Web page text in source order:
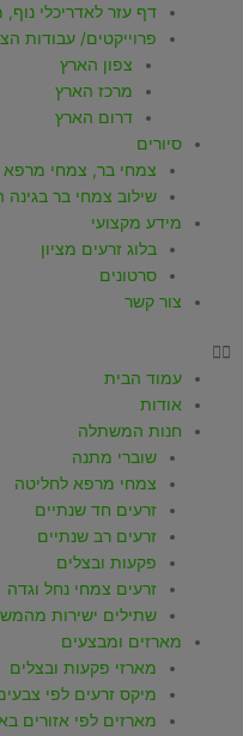
דף עזר לאדריכלי נוף,
פרוייקטים/ עבודות
צפון הארץ
מרכז הארץ
דרום הארץ
סיורים
צמחי בר, צמחי מרפא
שילוב צמחי בר בגינה
מידע מקצועי
בלוג זרעים מציון
סרטונים
צור קשר
עמוד הבית
אודות
חנות המשתלה
שוברי מתנה
צמחי מרפא לחליטה
זרעים חד שנתיים
זרעים רב שנתיים
פקעות ובצלים
זרעים צמחי נחל וגדה
שתילים ישירות
מארזים ומבצעים
מארזי פקעות ובצלים
מיקס זרעים לפי
מארזים לפי אזורים